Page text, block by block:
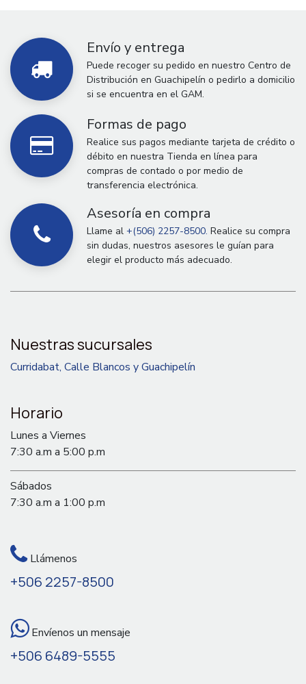
Envío y entrega
Puede recoger su pedido en nuestro Centro de
Distribución en Guachipelín o pedirlo a domicilio
si se encuentra en el GAM.
Formas de pago
Realice sus pagos mediante tarjeta de crédito o
débito en nuestra Tienda en línea para
compras de contado o por medio de
transferencia electrónica.
Asesoría en compra
Llame al +(506) 2257-8500. Realice su compra
sin dudas, nuestros asesores le guían para
elegir el producto más adecuado.
Nuestras sucursales
Curridabat, Calle Blancos y Guachipelín
Horario
Lunes a Viernes
7:30 a.m a 5:00 p.m
Sábados
7:30 a.m a 1:00 p.m
Llámenos
+506 2257-8500
Envíenos un mensaje
+506 6489-5555